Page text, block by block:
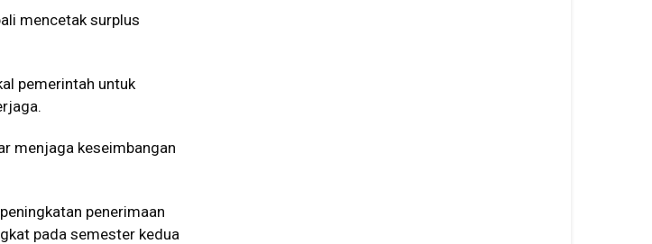
mencetak surplus
pemerintah untuk
menjaga keseimbangan
penerimaan
pada semester kedua